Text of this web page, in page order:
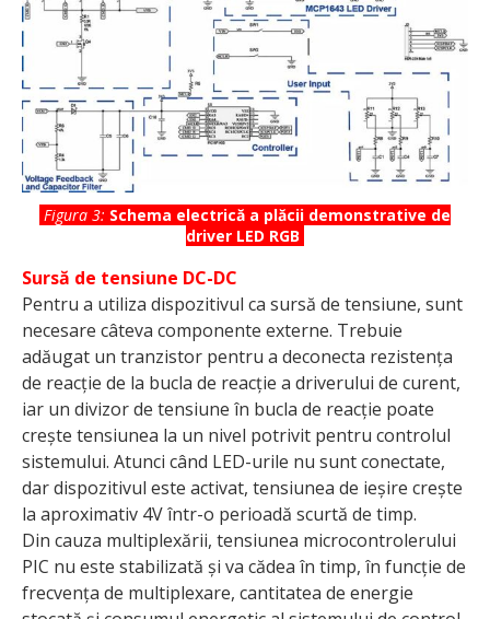
Figura 3: Schema electrică a plăcii demonstrative de
driver LED RGB
Sursă de tensiune DC-DC
Pentru a utiliza dispozitivul ca sursă de tensiune, sunt
necesare câteva componente externe. Trebuie
adăugat un tranzistor pentru a deconecta rezistența
de reacție de la bucla de reacție a driverului de curent,
iar un divizor de tensiune în bucla de reacție poate
crește tensiunea la un nivel potrivit pentru controlul
sistemului. Atunci când LED-urile nu sunt conectate,
dar dispozitivul este activat, tensiunea de ieșire crește
la aproximativ 4V într-o perioadă scurtă de timp.
Din cauza multiplexării, tensiunea microcontrolerului
PIC nu este stabilizată și va cădea în timp, în funcție de
frecvența de multiplexare, cantitatea de energie